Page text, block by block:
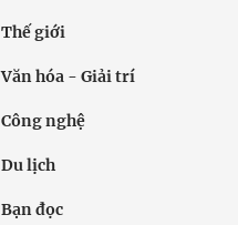
Thế giới
Văn hóa - Giải trí
Công nghệ
Du lịch
Bạn đọc